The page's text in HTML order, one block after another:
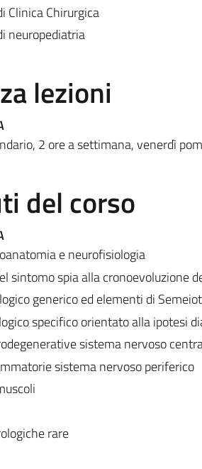
Clinica Chirurgica
neuropediatria
lezioni
2 ore a settimana, venerdì
del corso
e neurofisiologia
sintomo spia alla cronoevoluzione
generico ed elementi di
specifico orientato alla ipotesi
sistema nervoso
sistema nervoso periferico
rare